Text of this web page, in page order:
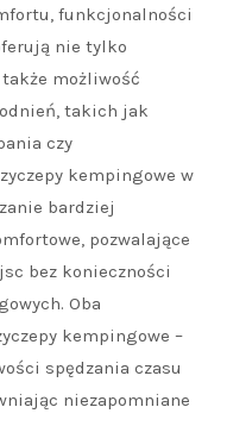
funkcjonalności
nie tylko
możliwość
takich jak
czy
kempingowe w
bardziej
pozwalające
bez konieczności
Oba
kempingowe –
spędzania czasu
niezapomniane